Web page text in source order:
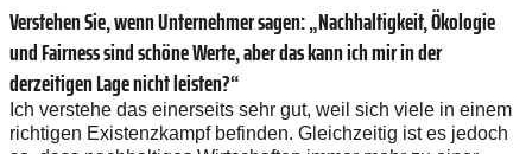
Verstehen Sie, wenn Unternehmer sagen: „Nachhaltigkeit, Ökologie
und Fairness sind schöne Werte, aber das kann ich mir in der
derzeitigen Lage nicht leisten?“
Ich verstehe das einerseits sehr gut, weil sich viele in einem
richtigen Existenzkampf befinden. Gleichzeitig ist es jedoch